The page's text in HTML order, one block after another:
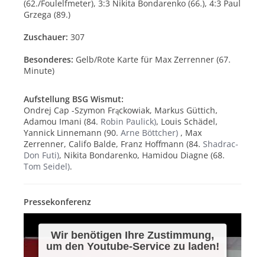
(62./Foulelfmeter), 3:3 Nikita Bondarenko (66.), 4:3 Paul
Grzega (89.)
Zuschauer: 307
Besonderes: Gelb/Rote Karte für Max Zerrenner (67.
Minute)
Aufstellung BSG Wismut:
Ondrej Cap -Szymon Frąckowiak, Markus Güttich,
Adamou Imani (84. Robin Paulick), Louis Schädel,
Yannick Linnemann (90. Arne Böttcher) , Max
Zerrenner, Califo Balde, Franz Hoffmann (84. Shadrac-
Don Futi), Nikita Bondarenko, Hamidou Diagne (68.
Tom Seidel).
Pressekonferenz
Wir benötigen Ihre Zustimmung,
um den Youtube-Service zu laden!